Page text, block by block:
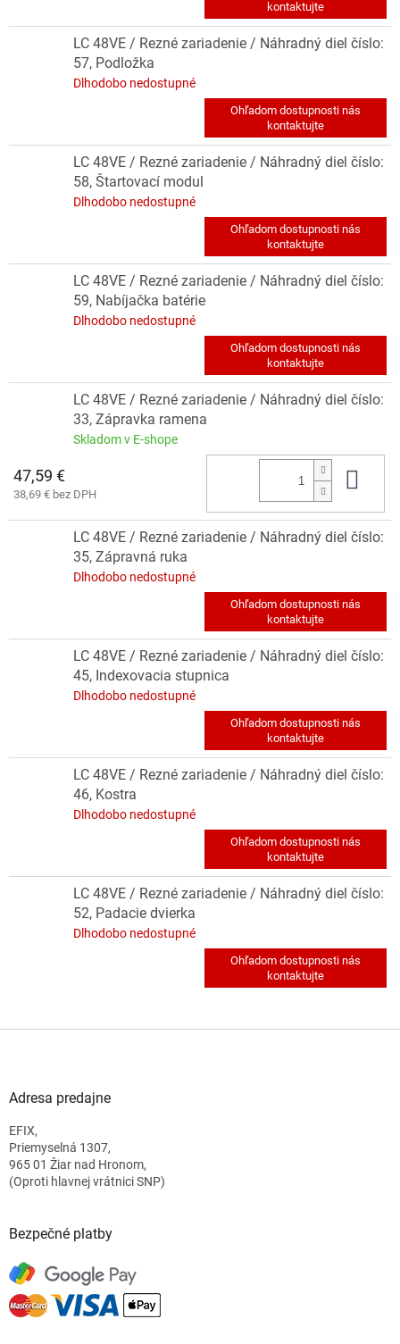
LC 48VE / Rezné zariadenie / Náhradný diel číslo:
57, Podložka
Dlhodobo nedostupné
LC 48VE / Rezné zariadenie / Náhradný diel číslo:
58, Štartovací modul
Dlhodobo nedostupné
LC 48VE / Rezné zariadenie / Náhradný diel číslo:
59, Nabíjačka batérie
Dlhodobo nedostupné
LC 48VE / Rezné zariadenie / Náhradný diel číslo:
33, Zápravka ramena
Skladom v E-shope
47,59 €
38,69 € bez DPH
LC 48VE / Rezné zariadenie / Náhradný diel číslo:
35, Zápravná ruka
Dlhodobo nedostupné
LC 48VE / Rezné zariadenie / Náhradný diel číslo:
45, Indexovacia stupnica
Dlhodobo nedostupné
LC 48VE / Rezné zariadenie / Náhradný diel číslo:
46, Kostra
Dlhodobo nedostupné
LC 48VE / Rezné zariadenie / Náhradný diel číslo:
52, Padacie dvierka
Dlhodobo nedostupné
Adresa predajne
EFIX,
Priemyselná 1307,
965 01 Žiar nad Hronom,
(Oproti hlavnej vrátnici SNP)
Bezpečné platby